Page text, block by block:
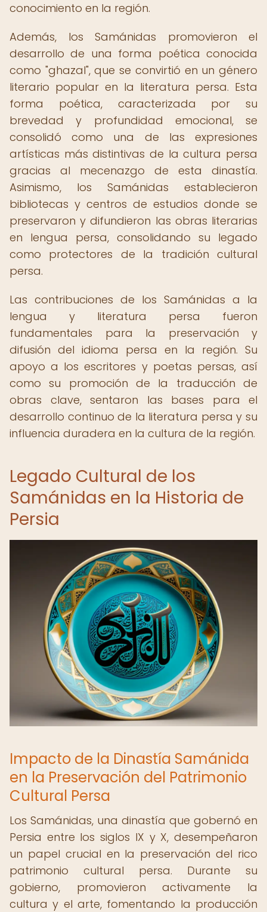
conocimiento en la región.
Además, los Samánidas promovieron el
desarrollo de una forma poética conocida
como "ghazal", que se convirtió en un género
literario popular en la literatura persa. Esta
forma poética, caracterizada por su
brevedad y profundidad emocional, se
consolidó como una de las expresiones
artísticas más distintivas de la cultura persa
gracias al mecenazgo de esta dinastía.
Asimismo, los Samánidas establecieron
bibliotecas y centros de estudios donde se
preservaron y difundieron las obras literarias
en lengua persa, consolidando su legado
como protectores de la tradición cultural
persa.
Las contribuciones de los Samánidas a la
lengua y literatura persa fueron
fundamentales para la preservación y
difusión del idioma persa en la región. Su
apoyo a los escritores y poetas persas, así
como su promoción de la traducción de
obras clave, sentaron las bases para el
desarrollo continuo de la literatura persa y su
influencia duradera en la cultura de la región.
Legado Cultural de los
Samánidas en la Historia de
Persia
Impacto de la Dinastía Samánida
en la Preservación del Patrimonio
Cultural Persa
Los Samánidas, una dinastía que gobernó en
Persia entre los siglos IX y X, desempeñaron
un papel crucial en la preservación del rico
patrimonio cultural persa. Durante su
gobierno, promovieron activamente la
cultura y el arte, fomentando la producción